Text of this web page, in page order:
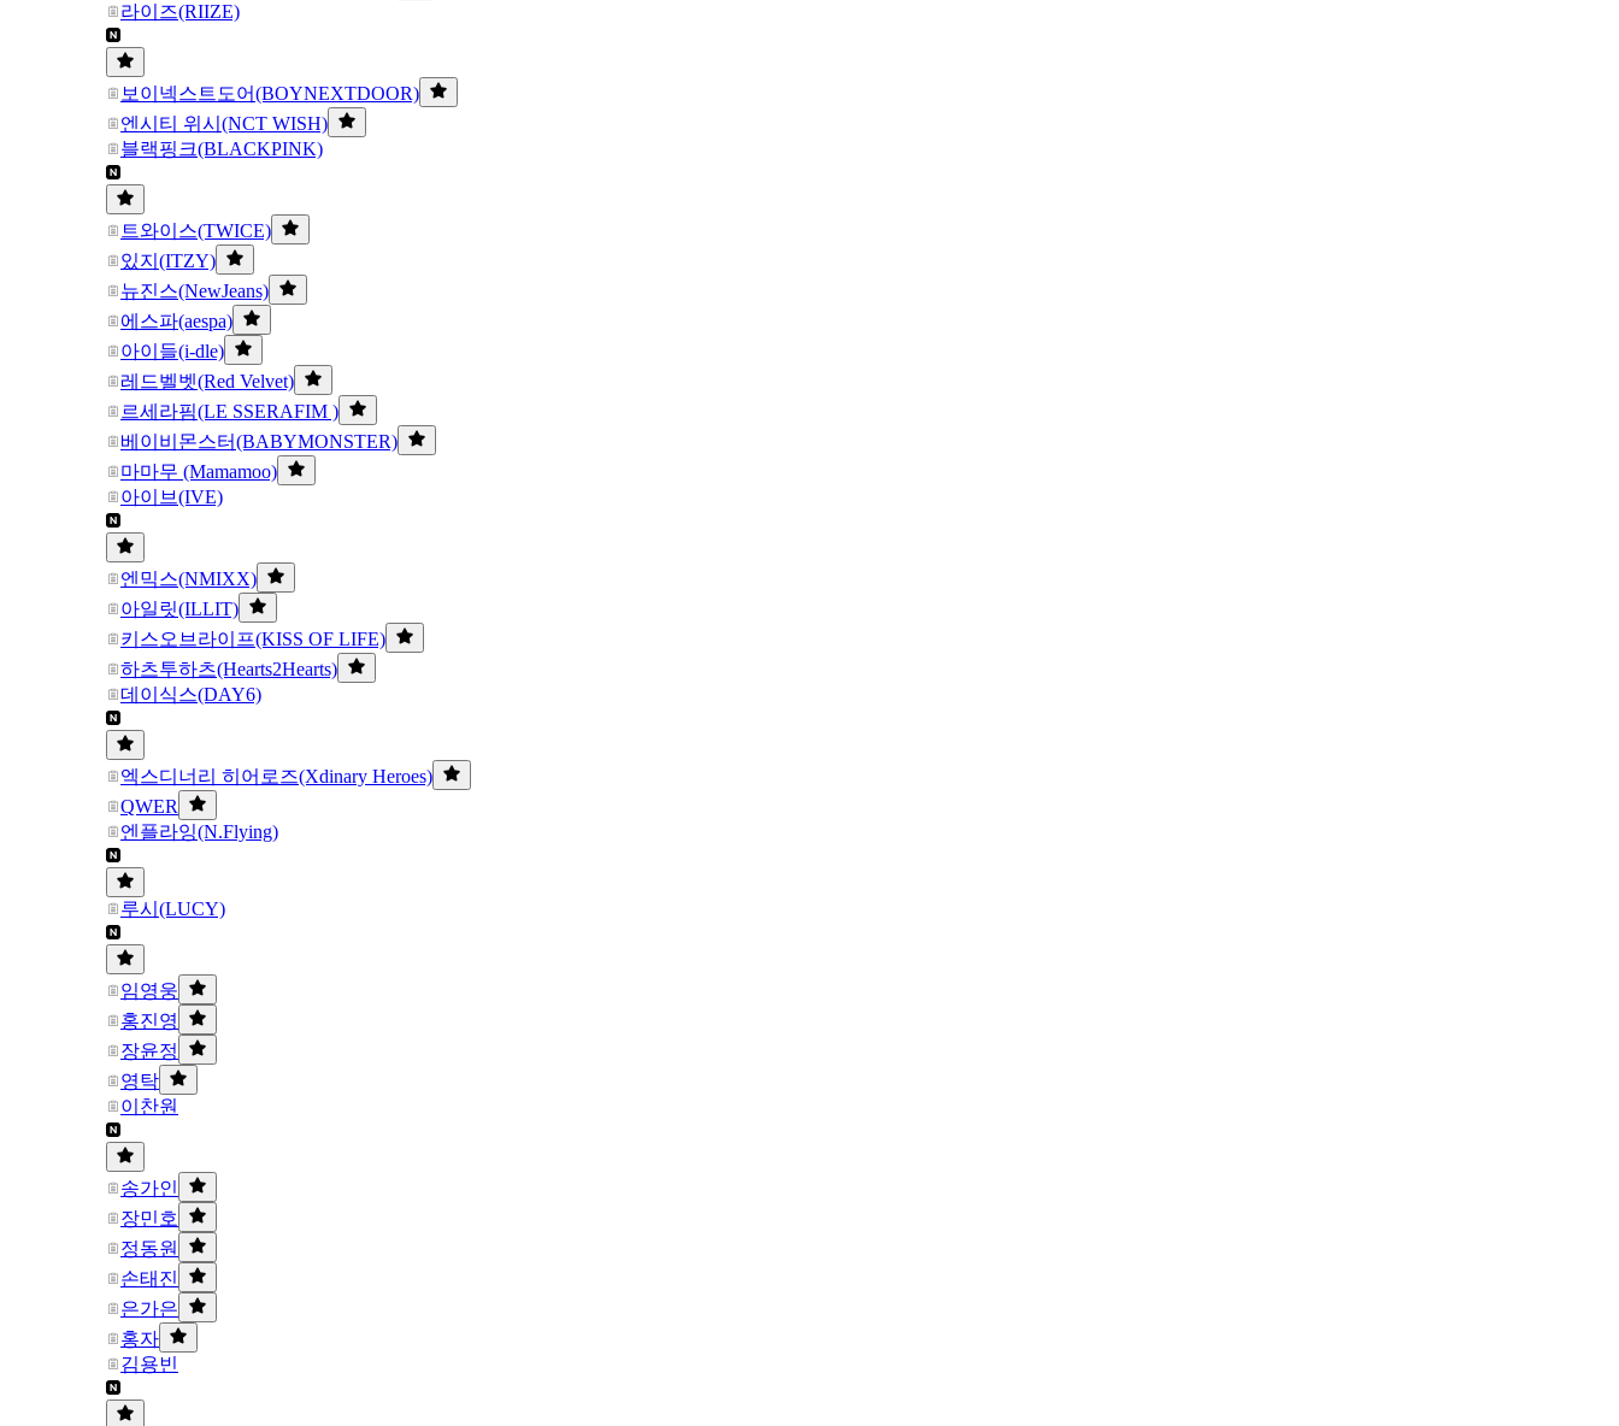
라이즈(RIIZE)
보이넥스트도어(BOYNEXTDOOR)
엔시티 위시(NCT WISH)
블랙핑크(BLACKPINK)
트와이스(TWICE)
있지(ITZY)
뉴진스(NewJeans)
에스파(aespa)
아이들(i-dle)
레드벨벳(Red Velvet)
르세라핌(LE SSERAFIM )
베이비몬스터(BABYMONSTER)
마마무 (Mamamoo)
아이브(IVE)
엔믹스(NMIXX)
아일릿(ILLIT)
키스오브라이프(KISS OF LIFE)
하츠투하츠(Hearts2Hearts)
데이식스(DAY6)
엑스디너리 히어로즈(Xdinary Heroes)
QWER
엔플라잉(N.Flying)
루시(LUCY)
임영웅
홍진영
장윤정
영탁
이찬원
송가인
장민호
정동원
손태진
은가은
홍자
김용빈